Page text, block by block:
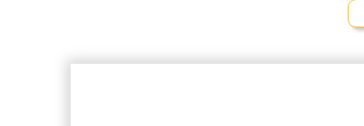
בעלי
יכול